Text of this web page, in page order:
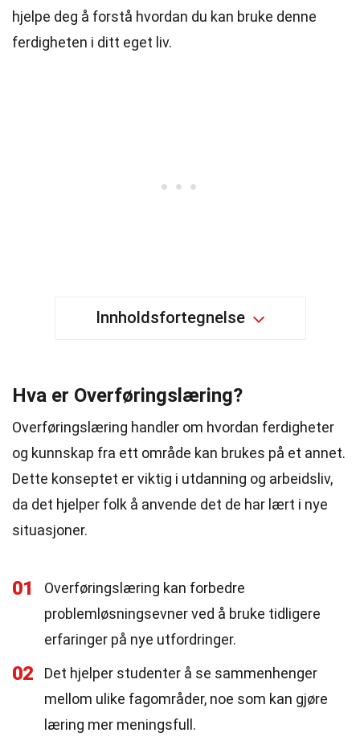
hjelpe deg å forstå hvordan du kan bruke denne
ferdigheten i ditt eget liv.
Innholdsfortegnelse
Hva er Overføringslæring?
Overføringslæring handler om hvordan ferdigheter
og kunnskap fra ett område kan brukes på et annet.
Dette konseptet er viktig i utdanning og arbeidsliv,
da det hjelper folk å anvende det de har lært i nye
situasjoner.
01
Overføringslæring kan forbedre
problemløsningsevner ved å bruke tidligere
erfaringer på nye utfordringer.
02
Det hjelper studenter å se sammenhenger
mellom ulike fagområder, noe som kan gjøre
læring mer meningsfull.